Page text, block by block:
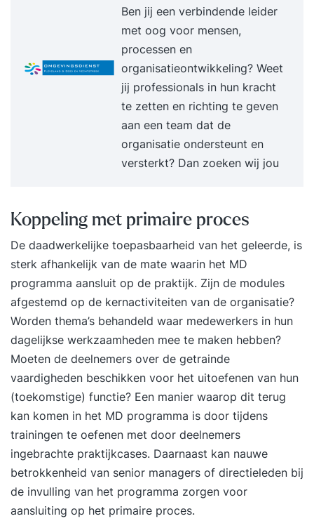
de komende periode. 17:00 uur Einde training
Dag 2 09:30 uur Start training Terugkoppeling op
de tussenliggende periode en behaalde
resultaten. Afrekenen met tijdverspillers,
onderbrekingen en uitstelgedrag. Omgaan met
werkdruk en stress zonder productiviteit te
verliezen. Grenzen stellen en effectief
verwachtingsmanagement. Focus houden in een
dynamische en veeleisende werkomgeving.
voor duurzame effectiviteit. Evaluatie van de
praktijkgericht actieplan. 17:00 uur Einde training
Je training in 3 stappen Stap 1. Je start met een
persoonlijke intake Voorafgaand aan de training
vul je een online intake in. Wil je liever je
persoonlijke leerdoelen toelichten? Dan plannen
we graag een telefonisch intakegesprek met je in.
Op basis van je leerdoelen, achtergrond en
aandachtspunten plaatsen we je in een
trainingsgroep met vergelijkbare professionals.
Zo sluit de training optimaal aan op jouw situatie
en ontwikkelbehoefte. Stap 2. Je volgt een
inspirerende en praktijkgerichte training De
tweedaagse training Timemanagement wordt
verspreid over twee weken gegeven. De
trainingsdagen bestaan uit inspirerende
Ben jij een verbindende leider
met oog voor mensen,
processen en
organisatieontwikkeling? Weet
jij professionals in hun kracht
te zetten en richting te geven
aan een team dat de
organisatie ondersteunt en
versterkt? Dan zoeken wij jou
Koppeling met primaire proces
De daadwerkelijke toepasbaarheid van het geleerde, is
sterk afhankelijk van de mate waarin het MD
programma aansluit op de praktijk. Zijn de modules
afgestemd op de kernactiviteiten van de organisatie?
Worden thema’s behandeld waar medewerkers in hun
dagelijkse werkzaamheden mee te maken hebben?
Moeten de deelnemers over de getrainde
vaardigheden beschikken voor het uitoefenen van hun
(toekomstige) functie? Een manier waarop dit terug
kan komen in het MD programma is door tijdens
trainingen te oefenen met door deelnemers
ingebrachte praktijkcases. Daarnaast kan nauwe
betrokkenheid van senior managers of directieleden bij
de invulling van het programma zorgen voor
aansluiting op het primaire proces.